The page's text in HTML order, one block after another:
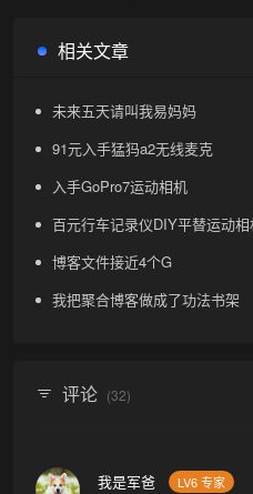
相关文章
未来五天请叫我易妈妈
91元入手猛犸a2无线麦克
入手GoPro7运动相机
百元行车记录仪DIY平替运动
博客文件接近4个G
我把聚合博客做成了功法书架
评论 (32)
我是军爸 LV6 专家